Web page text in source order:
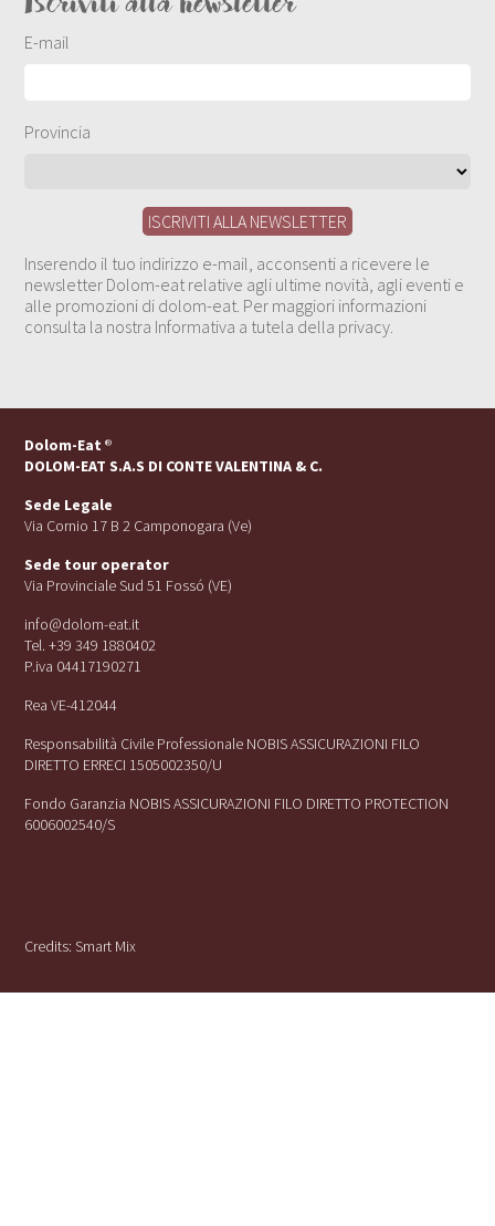
E-mail
Provincia
Inserendo il tuo indirizzo e-mail, acconsenti a ricevere le
newsletter Dolom-eat relative agli ultime novità, agli eventi e
alle promozioni di dolom-eat. Per maggiori informazioni
consulta la nostra Informativa a tutela della privacy.
Dolom-Eat ®
DOLOM-EAT S.A.S DI CONTE VALENTINA & C.
Sede Legale
Via Cornio 17 B 2 Camponogara (Ve)
Sede tour operator
Via Provinciale Sud 51 Fossó (VE)
info@dolom-eat.it
Tel. +39 349 1880402
P.iva 04417190271
Rea VE-412044
Responsabilità Civile Professionale NOBIS ASSICURAZIONI FILO
DIRETTO ERRECI 1505002350/U
Fondo Garanzia NOBIS ASSICURAZIONI FILO DIRETTO PROTECTION
6006002540/S
Credits:Smart Mix